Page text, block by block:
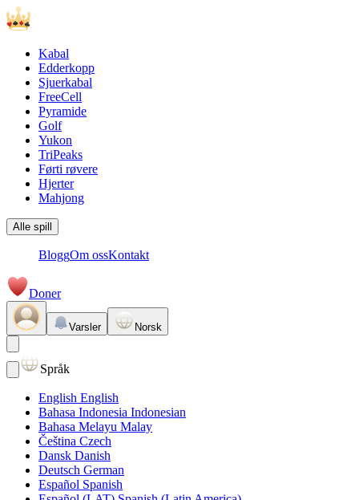
Kabal
Edderkopp
Sjuerkabal
FreeCell
Pyramide
Golf
Yukon
TriPeaks
Førti røvere
Hjerter
Mahjong
Alle spill
BloggOm ossKontakt
Doner
Varsler Norsk
Språk
English English
Bahasa Indonesia Indonesian
Bahasa Melayu Malay
Čeština Czech
Dansk Danish
Deutsch German
Español Spanish